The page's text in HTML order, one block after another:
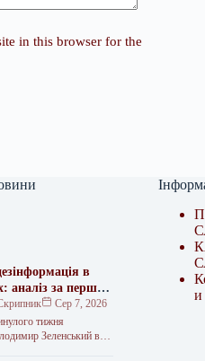
in this browser for the
в
аналіз за перший
2026 року
Сер 7, 2026
тижня
Зеленський в
и